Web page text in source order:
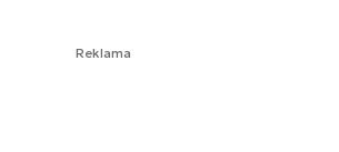
Reklama